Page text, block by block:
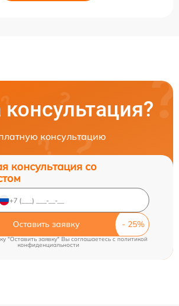
консультацию
консультация со
Оставить заявку
"Оставить заявку" Вы соглашаетесь c политикой
конфиденциальности